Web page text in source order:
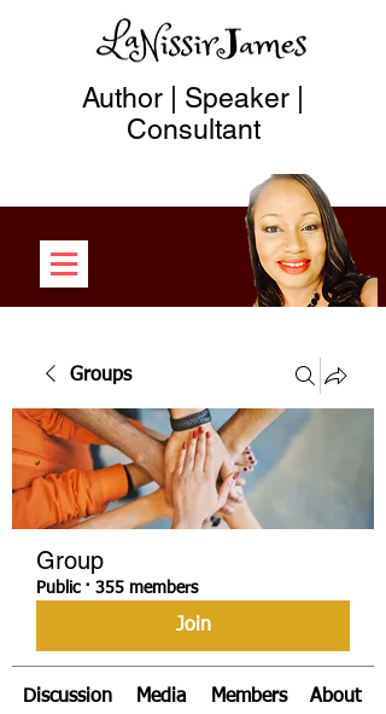
Author | Speaker |
Consultant
Groups
Group
Public · 355 members
Join
Discussion Media Members About